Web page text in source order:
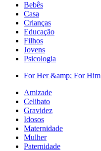
Bebês
Casa
Crianças
Educação
Filhos
Jovens
Psicologia
For Her &amp; For Him
Amizade
Celibato
Gravidez
Idosos
Maternidade
Mulher
Paternidade